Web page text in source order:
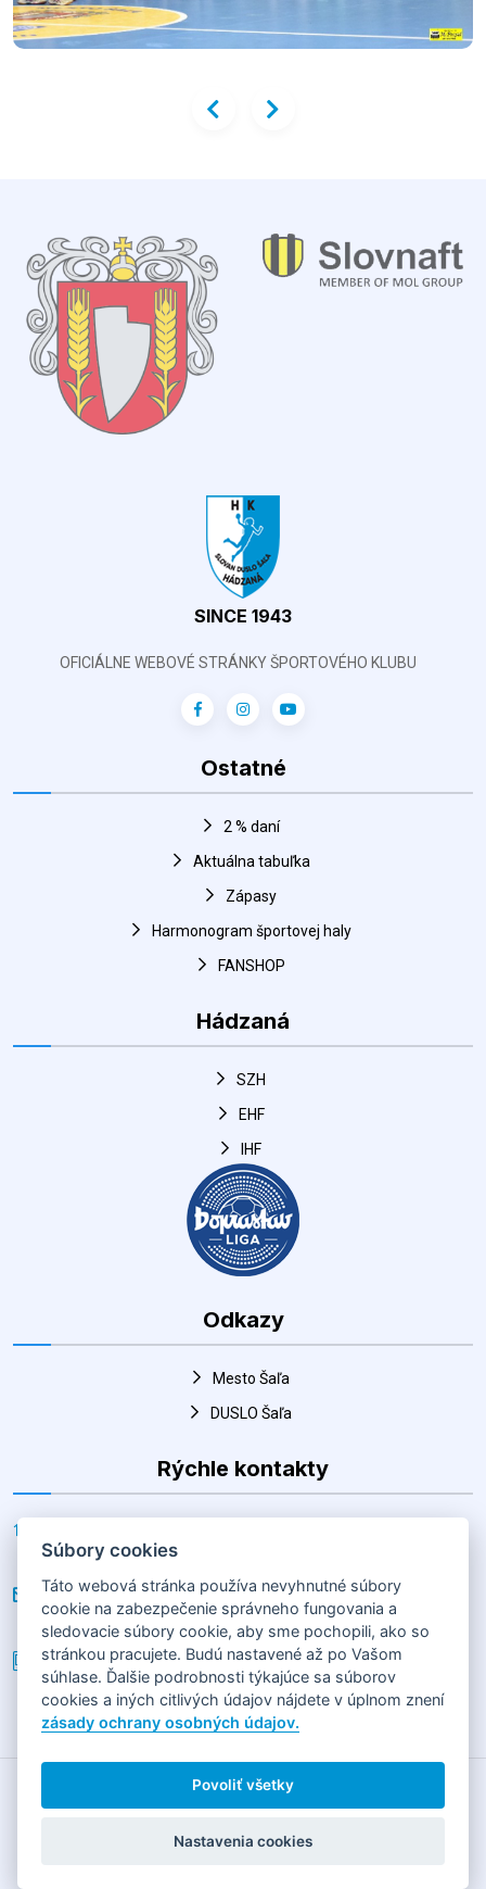
SINCE 1943
OFICIÁLNE WEBOVÉ STRÁNKY ŠPORTOVÉHO KLUBU
Aktuálna tabuľka
Hádzaná
EHF
Odkazy
DUSLO Šaľa
Rýchle kontakty
Horná 30, Šaľa 927 01, Slovenská republika
Telefón
+(421) 903 856 977
2026 HÁDZANÁRSKY KLUB SLOVAN DUSLO ŠAĽAHorná 30,
92701 Šaľa
GDPR|COOKIES
Obsah tejto stránky je vlastníctvom jej prevádzkovateľa
Súbory cookies
Táto webová stránka používa nevyhnutné súbory
cookie na zabezpečenie správneho fungovania a
sledovacie súbory cookie, aby sme pochopili, ako so
stránkou pracujete. Budú nastavené až po Vašom
súhlase. Ďalšie podrobnosti týkajúce sa súborov
cookies a iných citlivých údajov nájdete v úplnom znení
zásady ochrany osobných údajov.
Povoliť všetky
Nastavenia cookies